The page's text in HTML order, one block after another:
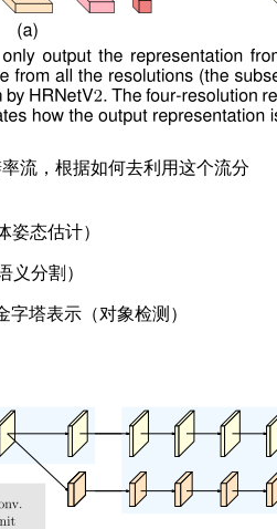
流，根据如何去利用这个流分
姿态估计）
义分割）
塔表示（对象检测）